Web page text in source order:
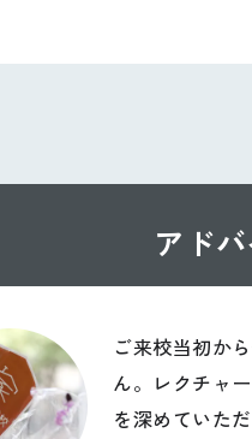
アド
ご来校当初か
ん。レクチャ
を深めていた